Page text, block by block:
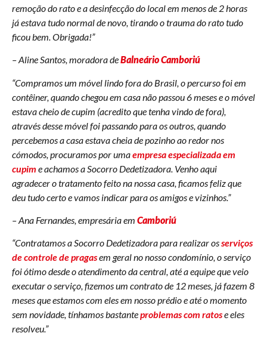
remoção do rato e a desinfecção do local em menos de 2 horas
já estava tudo normal de novo, tirando o trauma do rato tudo
ficou bem. Obrigada!”
– Aline Santos, moradora deBalneário Camboriú
“Compramos um móvel lindo fora do Brasil, o percurso foi em
contêiner, quando chegou em casa não passou 6 meses e o móvel
estava cheio de cupim (acredito que tenha vindo de fora),
através desse móvel foi passando para os outros, quando
percebemos a casa estava cheia de pozinho ao redor nos
cómodos, procuramos por umaempresa especializada em
cupim e achamos a Socorro Dedetizadora. Venho aqui
agradecer o tratamento feito na nossa casa, ficamos feliz que
deu tudo certo e vamos indicar para os amigos e vizinhos.”
– Ana Fernandes, empresária em Camboriú
“Contratamos a Socorro Dedetizadora para realizar osserviços
de controle de pragasem geral no nosso condomínio, o serviço
foi ótimo desde o atendimento da central, até a equipe que veio
executar o serviço, fizemos um contrato de 12 meses, já fazem 8
meses que estamos com eles em nosso prédio e até o momento
sem novidade, tínhamos bastanteproblemas com ratose eles
resolveu.”